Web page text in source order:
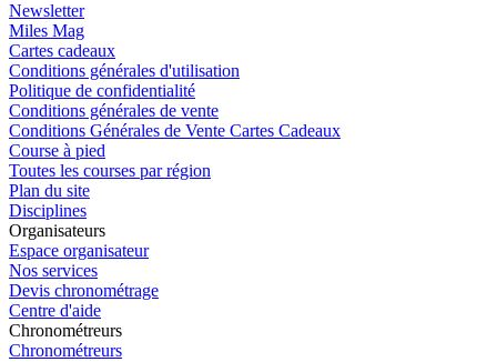
Newsletter
Miles Mag
Cartes cadeaux
Conditions générales d'utilisation
Politique de confidentialité
Conditions générales de vente
Conditions Générales de Vente Cartes Cadeaux
Course à pied
Toutes les courses par région
Plan du site
Disciplines
Organisateurs
Espace organisateur
Nos services
Devis chronométrage
Centre d'aide
Chronométreurs
Chronométreurs